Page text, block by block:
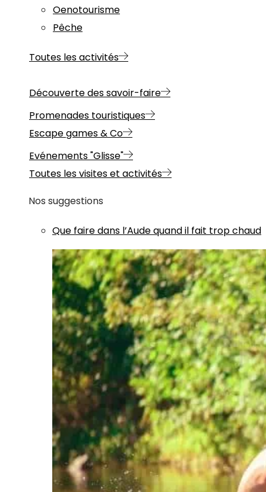
Oenotourisme
Pêche
Toutes les activités
Découverte des savoir-faire
Promenades touristiques
Escape games & Co
Evénements "Glisse"
Toutes les visites et activités
Nos suggestions
Que faire dans l’Aude quand il fait trop chaud